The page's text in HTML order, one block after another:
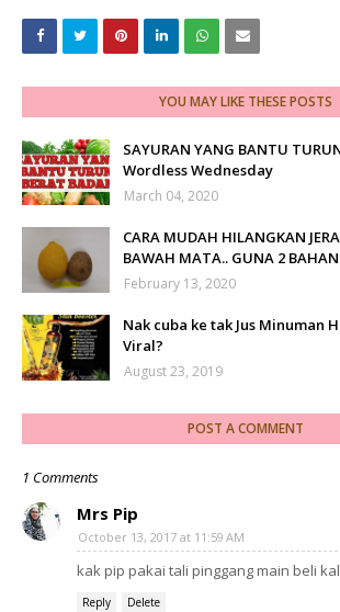
YOU MAY LIKE THESE POSTS
SAYURAN YANG BANTU
Wordless Wednesday
March 04, 2020
CARA MUDAH HILANGKAN
BAWAH MATA.. GUNA 2
February 13, 2020
Nak cuba ke tak Jus Minuman
Viral?
August 23, 2019
POST A COMMENT
1 Comments
Mrs Pip
October 13, 2017 at 11:59 AM
kak pip pakai tali pinggang main beli
Reply Delete